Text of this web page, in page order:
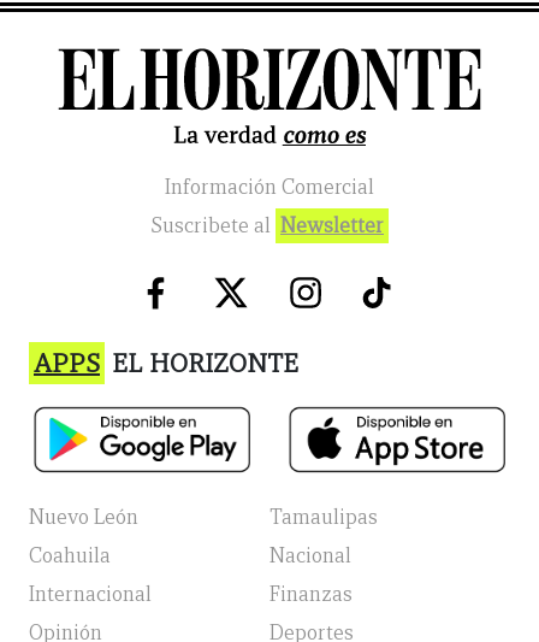
Información Comercial
Suscribete al Newsletter
APPS EL HORIZONTE
Nuevo León
Tamaulipas
Coahuila
Nacional
Internacional
Finanzas
Opinión
Deportes